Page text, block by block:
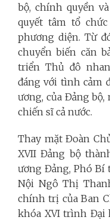
bộ, chính quyền
quyết tâm tổ
phương diện. Từ
chuyển biến căn
triển Thủ đô
đáng với tình cảm
ương, của Đảng bộ,
chiến sĩ cả nước.
Thay mặt Đoàn
XVII Đảng bộ
ương Đảng, Phó
Nội Ngô Thị
chính trị của Ban
khóa XVI trình Đại